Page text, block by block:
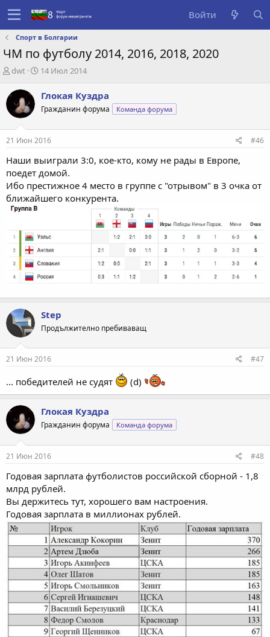
Войти
Спорт в Болгарии
ЧМ по футболу 2014, 2016, 2018, 2020
А
т
о
р
е
м
ы
dwt
Д
т
а
с
з
д
а
и
я
14 Июл 2014
Глокая Куздра
Гражданин форума Команда форума
21 Июн 2016 #46
Наши выиграли 3:0, кое-кто, кому не рады в Европе,
поедет домой.
Ибо престижное 4 место в группе с "отрывом" в 3 очка от
ближайшего конкурента.
Step
Продължително пребиваващ
21 Июн 2016 #47
... победителей не судят (d)
Глокая Куздра
Гражданин форума Команда форума
21 Июн 2016 #48
Годовая зарплата футболистов российской сборной - 1,8
млрд рублей.
Вы держитесь тут, хорошего вам настроения.
Годовая зарплата в миллионах рублей.